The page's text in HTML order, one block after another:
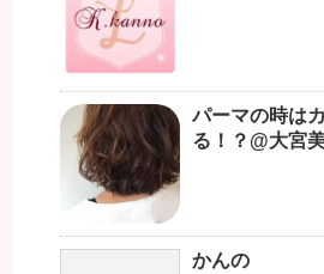
パーマの時は
る！？@大宮
かんの